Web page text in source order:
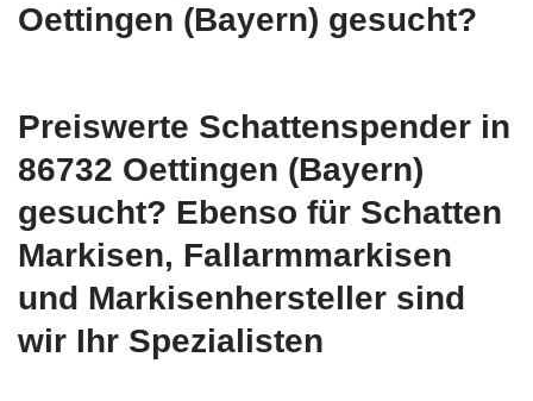
Oettingen (Bayern) gesucht?
Preiswerte Schattenspender in
86732 Oettingen (Bayern)
gesucht? Ebenso für Schatten
Markisen, Fallarmmarkisen
und Markisenhersteller sind
wir Ihr Spezialisten